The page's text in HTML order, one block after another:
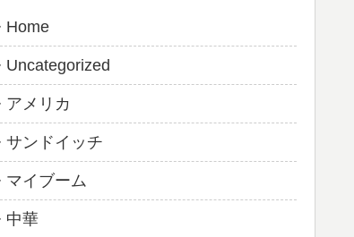
Home
Uncategorized
アメリカ
サンドイッチ
マイブーム
中華